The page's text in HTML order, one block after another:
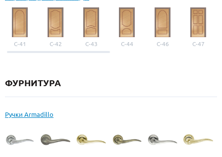
С-41 С-42 С-43 С-44 С-46 С-47
ФУРНИТУРА
Ручки Armadillo